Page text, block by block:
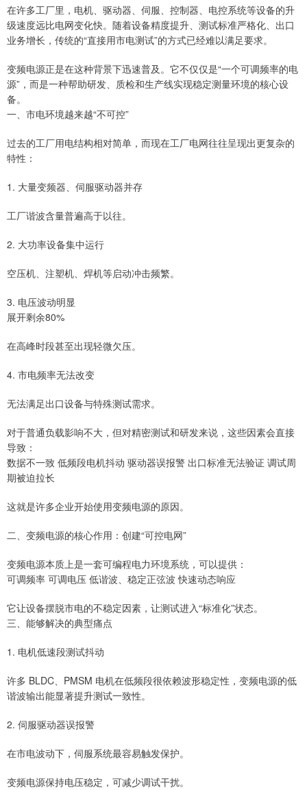
在许多工厂里，电机、驱动器、伺服、控制器、电控系统等设备的升
级速度远比电网变化快。随着设备精度提升、测试标准严格化、出口
业务增长，传统的“直接用市电测试”的方式已经难以满足要求。
变频电源正是在这种背景下迅速普及。它不仅仅是“一个可调频率的电
源”，而是一种帮助研发、质检和生产线实现稳定测量环境的核心设
备。
一、市电环境越来越“不可控”
过去的工厂用电结构相对简单，而现在工厂电网往往呈现出更复杂的
特性：
1. 大量变频器、伺服驱动器并存
工厂谐波含量普遍高于以往。
2. 大功率设备集中运行
空压机、注塑机、焊机等启动冲击频繁。
3. 电压波动明显
展开剩余80%
在高峰时段甚至出现轻微欠压。
4. 市电频率无法改变
无法满足出口设备与特殊测试需求。
对于普通负载影响不大，但对精密测试和研发来说，这些因素会直接
导致：
数据不一致 低频段电机抖动 驱动器误报警 出口标准无法验证 调试周
期被迫拉长
这就是许多企业开始使用变频电源的原因。
二、变频电源的核心作用：创建“可控电网”
变频电源本质上是一套可编程电力环境系统，可以提供：
可调频率 可调电压 低谐波、稳定正弦波 快速动态响应
它让设备摆脱市电的不稳定因素，让测试进入“标准化”状态。
三、能够解决的典型痛点
1. 电机低速段测试抖动
许多 BLDC、PMSM 电机在低频段很依赖波形稳定性，变频电源的低
谐波输出能显著提升测试一致性。
2. 伺服驱动器误报警
在市电波动下，伺服系统最容易触发保护。
变频电源保持电压稳定，可减少调试干扰。